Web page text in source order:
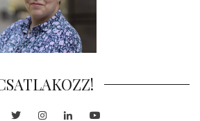
TwitterInstagram
LinkedInYoutube